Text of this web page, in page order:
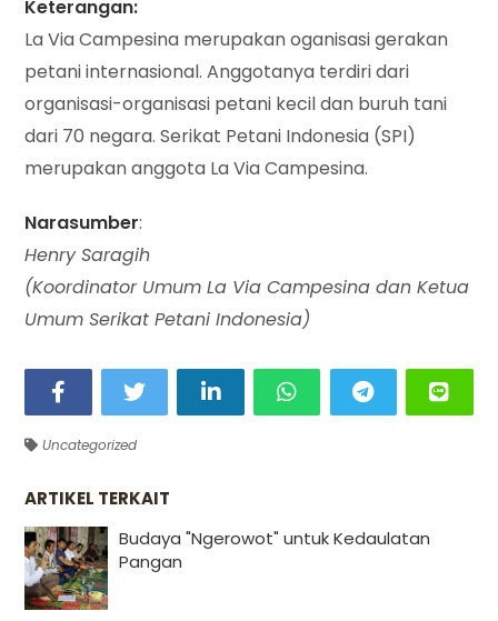
Keterangan:
La Via Campesina merupakan oganisasi gerakan
petani internasional. Anggotanya terdiri dari
organisasi-organisasi petani kecil dan buruh tani
dari 70 negara. Serikat Petani Indonesia (SPI)
merupakan anggota La Via Campesina.
Narasumber:
Henry Saragih
(Koordinator Umum La Via Campesina dan Ketua
Umum Serikat Petani Indonesia)
Uncategorized
ARTIKEL TERKAIT
Budaya "Ngerowot" untuk Kedaulatan
Pangan